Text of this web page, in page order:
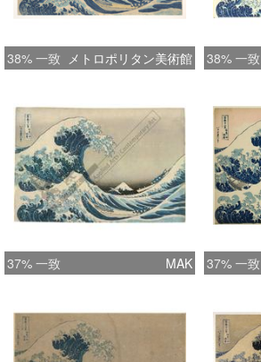
38% 一致 メトロポリタン美術館 38% 一致
37% 一致 MAK 37% 一致